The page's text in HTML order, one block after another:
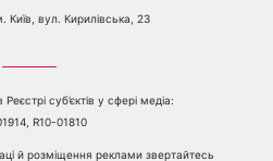
Київ, вул. Кирилівська, 23
суб’єктів у сфері медіа:
R10-01810
й розміщення реклами звертайтесь